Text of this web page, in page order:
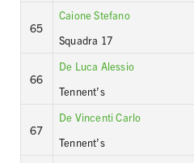
65
Caione Stefano
Squadra 17
66
De Luca Alessio
Tennent’s
67
De Vincenti Carlo
Tennent’s